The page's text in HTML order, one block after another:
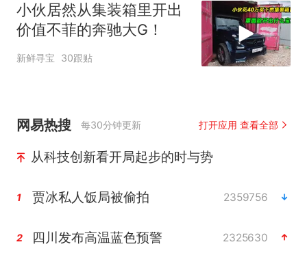
小伙居然从集装箱里开出
价值不菲的奔驰大G！
新鲜寻宝 30跟贴
网易热搜 每30分钟更新 打开应用 查看全部
从科技创新看开局起步的时与势
1 贾冰私人饭局被偷拍 2359756
2 四川发布高温蓝色预警 2325630